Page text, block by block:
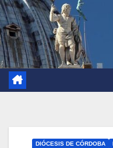
DIÓCESIS DE CÓRDOBA